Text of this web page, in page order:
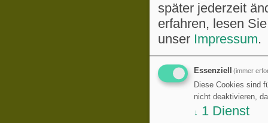
später jederzeit
erfahren, lesen
unser Impressum.
Essenziell (immer
Diese Cookies sind
nicht deaktivieren,
↓ 1 Dienst